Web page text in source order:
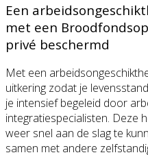
Een
met een
privé beschermd
Met een
uitkering zodat je
je intensief begeleid door
integratiespecialisten. Deze
weer snel aan de slag te
samen met andere